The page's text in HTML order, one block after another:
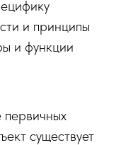
и принципы
и функции
первичных
существует